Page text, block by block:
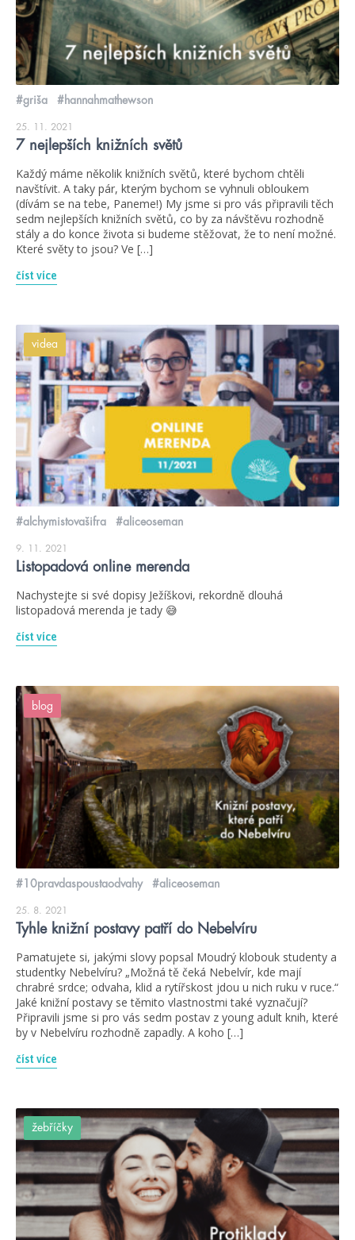
#griša #hannahmathewson
25. 11. 2021
7 nejlepších knižních světů
Každý máme několik knižních světů, které bychom chtěli
navštívit. A taky pár, kterým bychom se vyhnuli obloukem
(dívám se na tebe, Paneme!) My jsme si pro vás připravili těch
sedm nejlepších knižních světů, co by za návštěvu rozhodně
stály a do konce života si budeme stěžovat, že to není možné.
Které světy to jsou? Ve […]
číst více
videa
#alchymistovašifra #aliceoseman
9. 11. 2021
Listopadová online merenda
Nachystejte si své dopisy Ježíškovi, rekordně dlouhá
listopadová merenda je tady 😅
číst více
blog
#10pravdaspoustaodvahy #aliceoseman
25. 8. 2021
Tyhle knižní postavy patří do Nebelvíru
Pamatujete si, jakými slovy popsal Moudrý klobouk studenty a
studentky Nebelvíru? „Možná tě čeká Nebelvír, kde mají
chrabré srdce; odvaha, klid a rytířskost jdou u nich ruku v ruce.“
Jaké knižní postavy se těmito vlastnostmi také vyznačují?
Připravili jsme si pro vás sedm postav z young adult knih, které
by v Nebelvíru rozhodně zapadly. A koho […]
číst více
žebříčky